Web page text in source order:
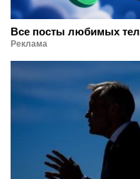
Все посты любимых
Реклама